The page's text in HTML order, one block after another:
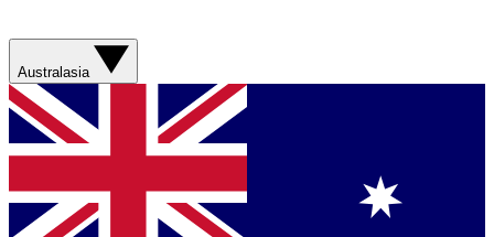
Australasia